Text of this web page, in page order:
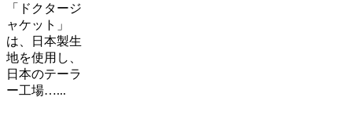
「ドクタージ
ャケット」
は、日本製生
地を使用し、
日本のテーラ
ー工場…...